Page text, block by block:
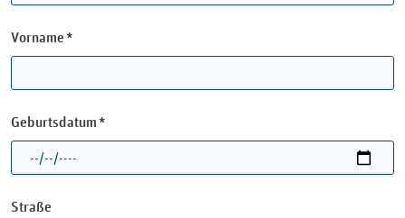
Vorname*
Geburtsdatum*
Straße